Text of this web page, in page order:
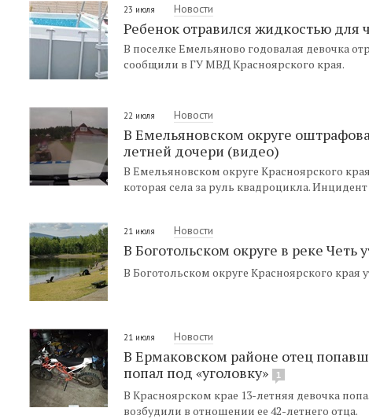
23 июля Новости
Ребенок отравился жидкостью для
В поселке Емельяново годовалая девочка
сообщили в ГУ МВД Красноярского края.
22 июля Новости
В Емельяновском округе
летней дочери (видео)
В Емельяновском округе Красноярского
которая села за руль квадроцикла.
21 июля Новости
В Боготольском округе в реке Четь
В Боготольском округе Красноярского края
21 июля Новости
В Ермаковском районе отец
попал под «уголовку»
1
В Красноярском крае 13-летняя девочка
возбудили в отношении ее 42-летнего отца.